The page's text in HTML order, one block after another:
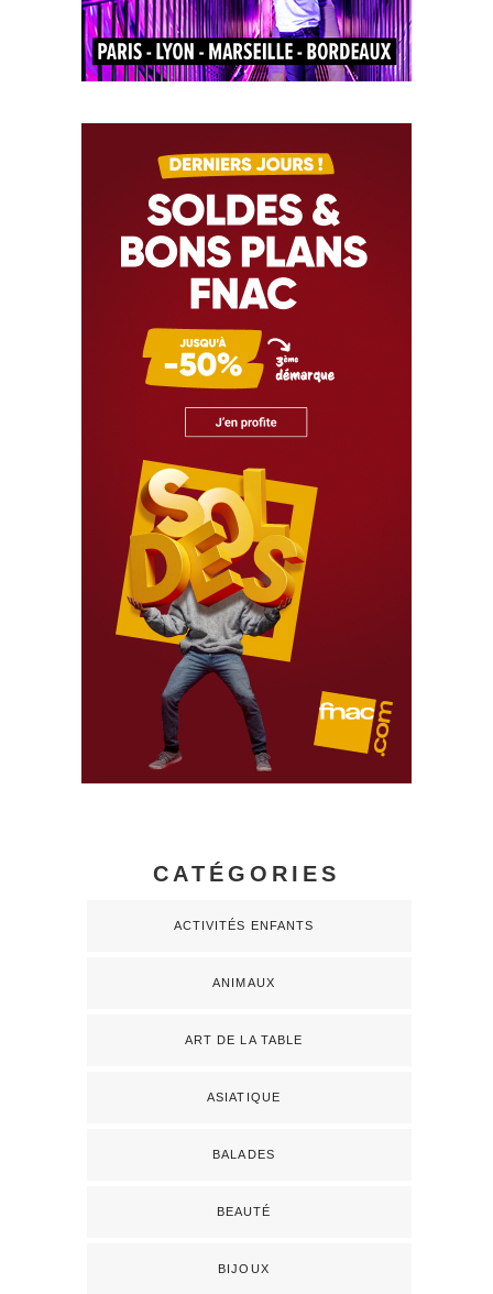
CATÉGORIES
ACTIVITÉS ENFANTS
ANIMAUX
ART DE LA TABLE
ASIATIQUE
BALADES
BEAUTÉ
BIJOUX